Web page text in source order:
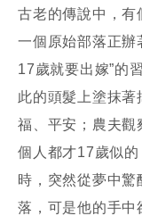
古老的傳說中，有
一個原始部落正辦
17歲就要出嫁”的
此的頭髮上塗抹
福、平安；農夫觀
個人都才17歲似
時，突然從夢中驚
落，可是他的手中